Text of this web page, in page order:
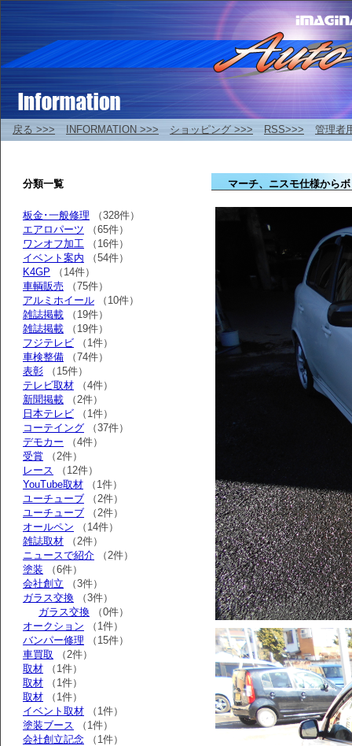
戻る >>> INFORMATION >>> ショッピング >>> RSS>>> 管理者
マーチ、ニスモ仕様からボ
分類一覧
板金･一般修理 （328件）
エアロパーツ （65件）
ワンオフ加工 （16件）
イベント案内 （54件）
K4GP （14件）
車輌販売 （75件）
アルミホイール （10件）
雑誌掲載 （19件）
雑誌掲載 （19件）
フジテレビ （1件）
車検整備 （74件）
表彰 （15件）
テレビ取材 （4件）
新聞掲載 （2件）
日本テレビ （1件）
コーテイング （37件）
デモカー （4件）
受賞 （2件）
レース （12件）
YouTube取材 （1件）
ユーチューブ （2件）
ユーチューブ （2件）
オールペン （14件）
雑誌取材 （2件）
ニュースで紹介 （2件）
塗装 （6件）
会社創立 （3件）
ガラス交換 （3件）
ガラス交換 （0件）
オークション （1件）
バンパー修理 （15件）
車買取 （2件）
取材 （1件）
取材 （1件）
取材 （1件）
イベント取材 （1件）
塗装ブース （1件）
会社創立記念 （1件）